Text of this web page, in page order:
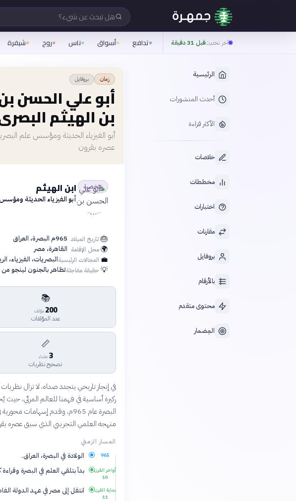
هل تبحث عن شيء؟
آخر تحديثقبل 31 دقيقة تدافع أسواق ناس روح شيفرة
الرئيسية
أحدث المنشورات
الأكثر قراءة
خلاصات
مخططات
اختبارات
مقارنات
بروفايل
بالأرقام
محتوى متقدم
المِضمار
زمان بروفايل
أبو علي الحسن
بن الهيثم
أبو الفيزياء الحديثة ومؤسس علم
عصره بقرون
شخصية ابن الهيثم
أبو الفيزياء الحديثة
🎂تاريخ الميلاد 965م البصرة، العراق
🌍محل الإقامة القاهرة، مصر
💼 المجالات الرئيسيةالبصريات، الفيزياء،
💡 حقيقة مفاجئةتظاهر بالجنون لينجو
📚
200 مؤلف
عدد المؤلفات
📏
3 علماء
تصحيح نظريات
في إنجاز تاريخي يتجدد صداه، لا تزال
ركيزة أساسية في فهمنا للعالم المرئي، حيث
البصرة عام 965م، وقدم
منهجه العلمي التجريبي الذي سبق عصره
المسار الزمني
965 الولادة في البصرة، العراق.
أواخر القرن
10
بدأ بتلقي العلم في البصرة
بداية القرن
11
انتقل إلى مصر في عهد الدولة